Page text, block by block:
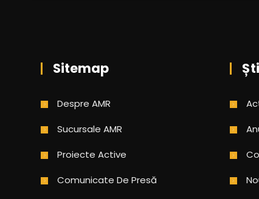
Sitemap
Despre AMR
Sucursale AMR
Proiecte Active
Comunicate De Presă